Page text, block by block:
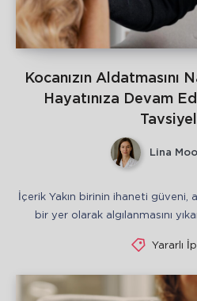
Kocanızın Aldatmasını
Hayatınıza Devam
Lina
İçerik Yakın birinin ihaneti güveni,
bir yer olarak algılanmasını
Yararlı